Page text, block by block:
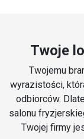
Twoje
Twojemu
wyrazistości,
odbiorców.
salonu
Twojej firmy